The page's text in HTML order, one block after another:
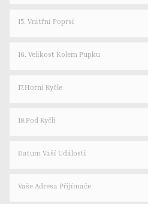
15. Vnitřní Poprsí
16. Velikost Kolem Pupku
17.Horní Kyčle
18.Pod Kyčlí
Datum Vaší Události
Vaše Adresa Přijímače